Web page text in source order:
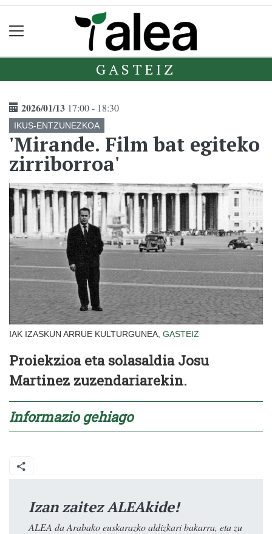
GASTEIZ
2026/01/13 17:00 - 18:30
IKUS-ENTZUNEZKOA
'Mirande. Film bat egiteko
zirriborroa'
IAK IZASKUN ARRUE KULTURGUNEA, GASTEIZ
Proiekzioa eta solasaldia Josu
Martinez zuzendariarekin.
Informazio gehiago
Izan zaitez ALEAkide!
ALEA da Arabako euskarazko aldizkari bakarra, eta zu